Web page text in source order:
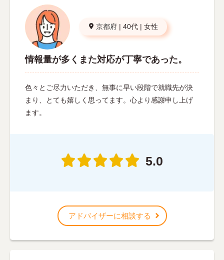
京都府 | 40代 | 女性
情報量が多くまた対応が丁寧であった。
色々とご尽力いただき、無事に早い段階で就職先が決
まり、とても嬉しく思ってます。心より感謝申し上げ
ます。
5.0
アドバイザーに相談する